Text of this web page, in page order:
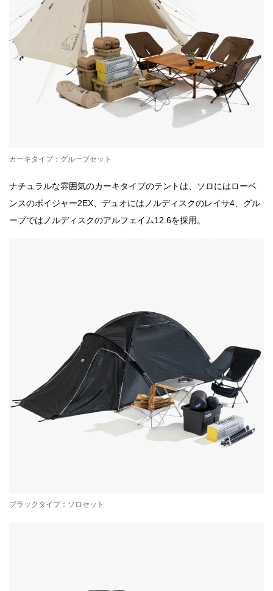
カーキタイプ：グループセット
ナチュラルな雰囲気のカーキタイプのテントは、ソロにはローベ
ンスのボイジャー2EX、デュオにはノルディスクのレイサ4、グル
ープではノルディスクのアルフェイム12.6を採用。
ブラックタイプ：ソロセット